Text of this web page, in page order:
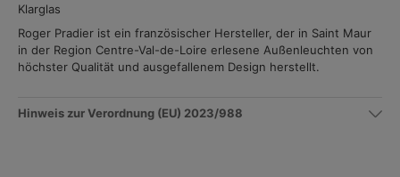
Klarglas
Roger Pradier ist ein französischer Hersteller, der in Saint Maur
in der Region Centre-Val-de-Loire erlesene Außenleuchten von
höchster Qualität und ausgefallenem Design herstellt.
Hinweis zur Verordnung (EU) 2023/988